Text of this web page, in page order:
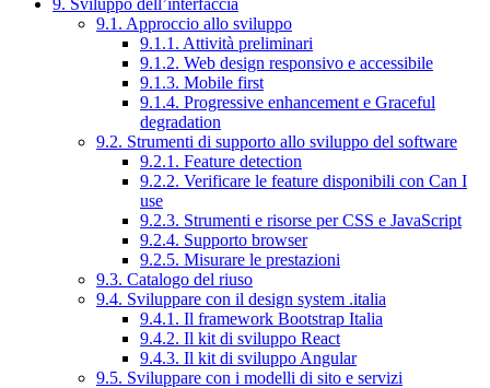
9. Sviluppo dell’interfaccia
9.1. Approccio allo sviluppo
9.1.1. Attività preliminari
9.1.2. Web design responsivo e accessibile
9.1.3. Mobile first
9.1.4. Progressive enhancement e Graceful
degradation
9.2. Strumenti di supporto allo sviluppo del software
9.2.1. Feature detection
9.2.2. Verificare le feature disponibili con Can I
use
9.2.3. Strumenti e risorse per CSS e JavaScript
9.2.4. Supporto browser
9.2.5. Misurare le prestazioni
9.3. Catalogo del riuso
9.4. Sviluppare con il design system .italia
9.4.1. Il framework Bootstrap Italia
9.4.2. Il kit di sviluppo React
9.4.3. Il kit di sviluppo Angular
9.5. Sviluppare con i modelli di sito e servizi